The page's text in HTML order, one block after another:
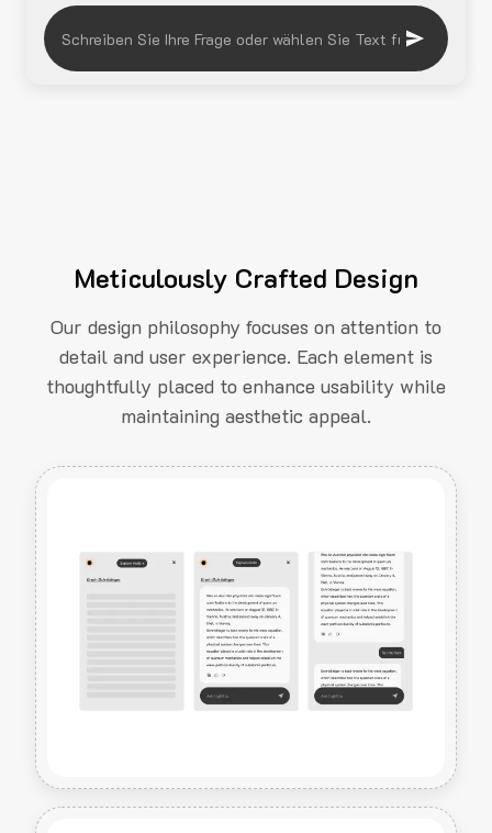
Meticulously Crafted Design
Our design philosophy focuses on attention to
detail and user experience. Each element is
thoughtfully placed to enhance usability while
maintaining aesthetic appeal.